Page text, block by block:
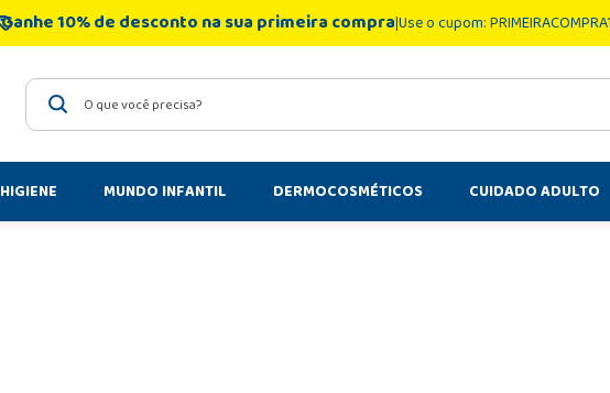
Ganhe 10% de desconto na sua primeira compraUse o cupom:
O que você precisa?
HIGIENE MUNDO INFANTIL DERMOCOSMÉTICOS CUIDADO ADULTO